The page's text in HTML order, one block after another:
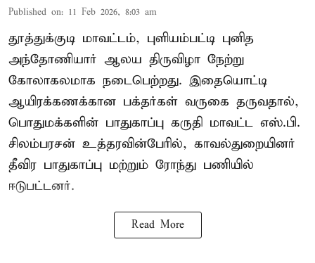
Published on: 11 Feb 2026, 8:03 am
தூத்துக்குடி மாவட்டம், புளியம்பட்டி புனித
அந்தோணியார் ஆலய திருவிழா நேற்று
கோலாகலமாக நடைபெற்றது. இதையொட்டி
ஆயிரக்கணக்கான பக்தர்கள் வருகை தருவதால்,
பொதுமக்களின் பாதுகாப்பு கருதி மாவட்ட எஸ்.பி.
சிலம்பரசன் உத்தரவின்பேரில், காவல்துறையினர்
தீவிர பாதுகாப்பு மற்றும் ரோந்து பணியில்
ஈடுபட்டனர்.
Read More